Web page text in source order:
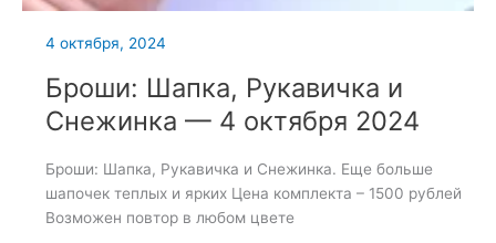
4 октября, 2024
Броши: Шапка, Рукавичка и
Снежинка — 4 октября 2024
Броши: Шапка, Рукавичка и Снежинка. Еще больше
шапочек теплых и ярких Цена комплекта – 1500 рублей
Возможен повтор в любом цвете